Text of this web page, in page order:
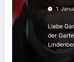
1.
Liebe
der